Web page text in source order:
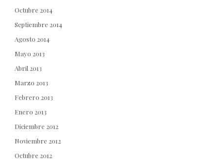
Octubre 2014
Septiembre 2014
Agosto 2014
Mayo 2013
Abril 2013
Marzo 2013
Febrero 2013
Enero 2013
Diciembre 2012
Noviembre 2012
Octubre 2012